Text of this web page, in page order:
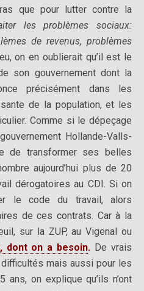
que pour lutter contre la
les problèmes sociaux:
de revenus, problèmes
on en oublierait qu’il est le
son gouvernement dont la
précisément dans les
de la population, et les
Comme si le dépeçage
Hollande-Valls-
de transformer ses belles
aujourd’hui plus de 20
dérogatoires au CDI. Si on
le code du travail, alors
de ces contrats. Car à la
sur la ZUP, au Vigenal ou
dont on a besoin. De vrais
mais aussi pour les
on explique qu’ils n’ont